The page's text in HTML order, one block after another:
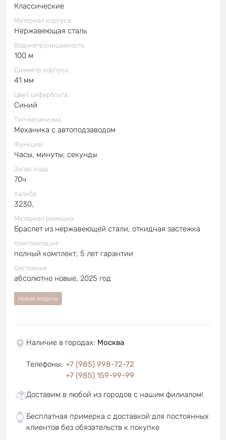
Классические
Материал корпуса
Нержавеющая сталь
Водонепроницаемость
100 м
Диаметр корпуса
41 мм
Цвет циферблата
Синий
Тип механизма
Механика с автоподзаводом
Функции
Часы, минуты, секунды
Запас хода
70ч
Калибр
3230,
Материал ремешка
Браслет из нержавеющей стали, откидная застежка
Комплектация
полный комплект, 5 лет гарантии
Состояние
абсолютно новые, 2025 год
Новая модель
Наличие в городах: Москва
Телефоны: +7 (985) 998-72-72
+7 (985) 159-99-99
Доставим в любой из городов с нашим филиалом!
Бесплатная примерка с доставкой для постоянных
клиентов без обязательств к покупке